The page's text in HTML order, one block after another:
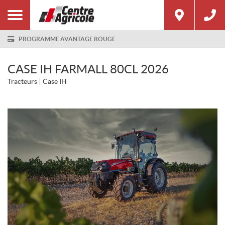
PROGRAMME AVANTAGE ROUGE
CASE IH FARMALL 80CL 2026
Tracteurs Case IH